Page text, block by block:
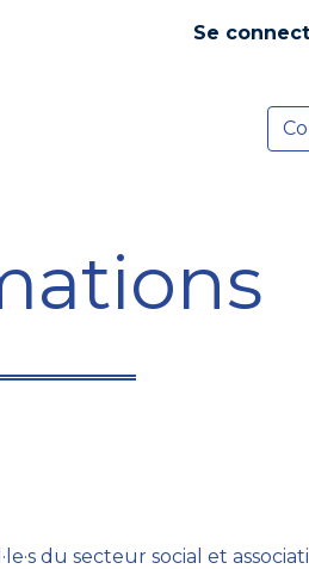
Se
du secteur social et